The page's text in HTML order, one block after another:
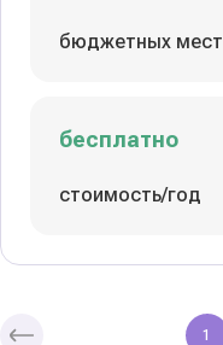
бюджетных мест
бесплатно
стоимость/год
1